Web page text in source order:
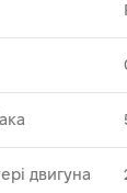
двигуна